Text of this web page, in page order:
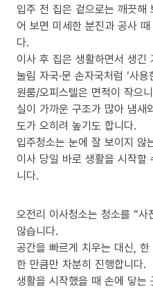
입주 전 집은 겉으로는 깨끗해
어 보면 미세한 분진과 공사
다.
이사 후 집은 생활하면서 생긴
눌림 자국·문 손자국처럼 ‘사
원룸/오피스텔은 면적이 작으
실이 가까운 구조가 많아 냄새
도가 오히려 높기도 합니다.
입주청소는 눈에 잘 보이지 않
이사 당일 바로 생활을 시작할
니다.
오전리 이사청소는 청소를 “
않습니다.
공간을 빠르게 치우는 대신,
한 만큼만 차분히 진행합니다.
생활을 시작했을 때 손에 닿는